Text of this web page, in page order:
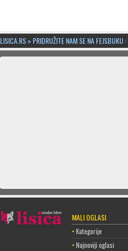
LISICA.RS » PRIDRUŽITE NAM SE NA FEJSBUKU :
MALI OGLASI
• Kategorije
• Najnoviji oglasi